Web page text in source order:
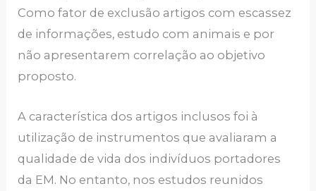
Como fator de exclusão artigos com escassez
de informações, estudo com animais e por
não apresentarem correlação ao objetivo
proposto.
A característica dos artigos inclusos foi à
utilização de instrumentos que avaliaram a
qualidade de vida dos indivíduos portadores
da EM. No entanto, nos estudos reunidos